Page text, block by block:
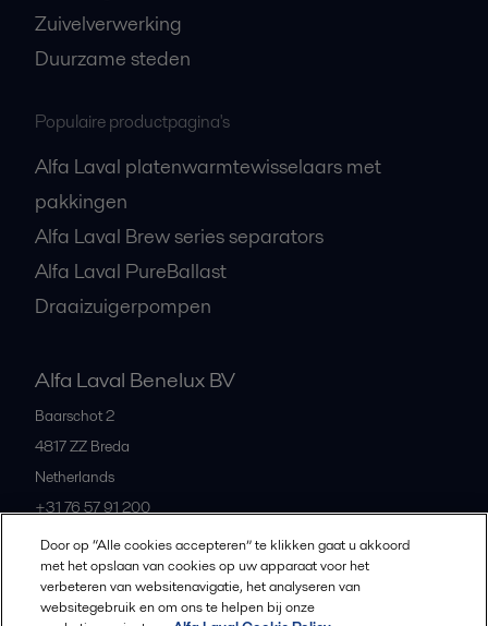
Zuivelverwerking
Duurzame steden
Populaire productpagina's
Alfa Laval platenwarmtewisselaars met
pakkingen
Alfa Laval Brew series separators
Alfa Laval PureBallast
Draaizuigerpompen
Alfa Laval Benelux BV
Baarschot 2
4817 ZZ Breda
Netherlands
+31 76 57 91 200
All offices and partners
Door op “Alle cookies accepteren” te klikken gaat u akkoord
met het opslaan van cookies op uw apparaat voor het
verbeteren van websitenavigatie, het analyseren van
websitegebruik en om ons te helpen bij onze